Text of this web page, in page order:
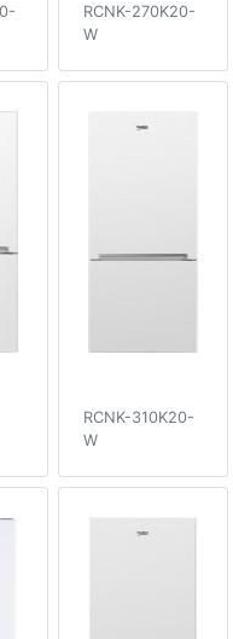
RCNK-270K20-
W
RCNK-310K20-
W